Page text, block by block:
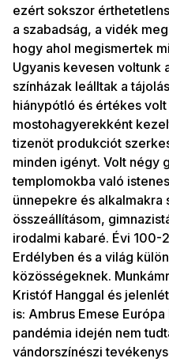
ezért sokszor
a szabadság, a vidék
hogy ahol megismertek
Ugyanis kevesen voltunk
színházak leálltak a
hiánypótló és értékes
mostohagyerekként
tizenöt produkciót
minden igényt. Volt négy
templomokba való
ünnepekre és alkalmakra
összeállításom,
irodalmi kabaré. Évi 100-
Erdélyben és a világ
közösségeknek.
Kristóf Hanggal és
is: Ambrus Emese
pandémia idején nem
vándorszínészi